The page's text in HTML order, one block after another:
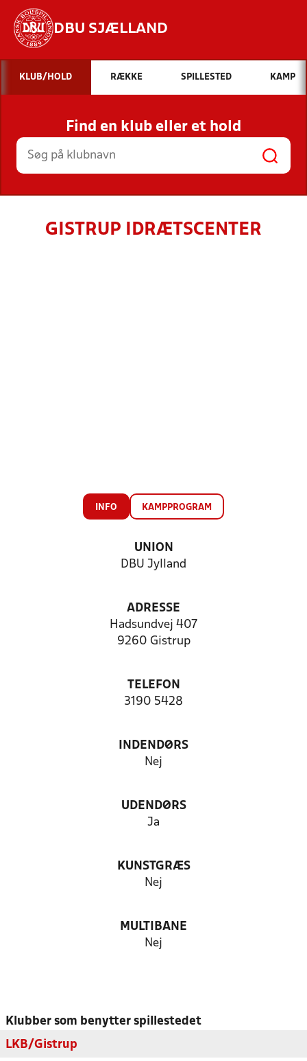
DBU SJÆLLAND
Hvad vil du søge efter?
INDHOLD OG NYHEDER
STILLINGER, RESULTATER, KLUBBER OG
HOLD
KLUB/HOLD RÆKKE SPILLESTED KAMP
Find en klub eller et hold
GISTRUP IDRÆTSCENTER
INFO KAMPPROGRAM
UNION
DBU Jylland
ADRESSE
Hadsundvej 407
9260 Gistrup
TELEFON
3190 5428
INDENDØRS
Nej
UDENDØRS
Ja
KUNSTGRÆS
Nej
MULTIBANE
Nej
Klubber som benytter spillestedet
LKB/Gistrup